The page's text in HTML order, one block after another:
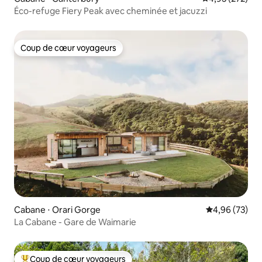
Éco-refuge Fiery Peak avec cheminée et jacuzzi
Coup de cœur voyageurs
Coup de cœur voyageurs
Cabane ⋅ Orari Gorge Évaluation
4,96 (73)
La Cabane - Gare de Waimarie
Coup de cœur voyageurs